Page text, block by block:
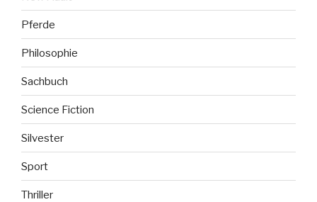
Pferde
Philosophie
Sachbuch
Science Fiction
Silvester
Sport
Thriller